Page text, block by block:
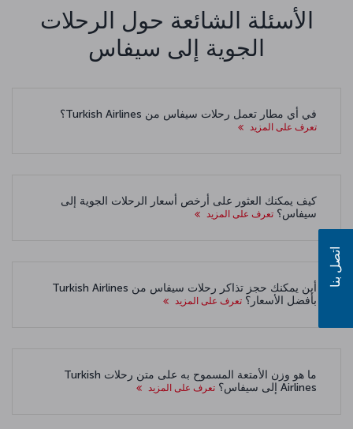
الأسئلة الشائعة حول الرحلات
الجوية إلى سيفاس
في أي مطار تعمل رحلات سيفاس من Turkish Airlines؟
تعرف على المزيد
كيف يمكنك العثور على أرخص أسعار الرحلات الجوية إلى
سيفاس؟ تعرف على المزيد
أين يمكنك حجز تذاكر رحلات سيفاس من Turkish Airlines
بأفضل الأسعار؟ تعرف على المزيد
ما هو وزن الأمتعة المسموح به على متن رحلات Turkish
Airlines إلى سيفاس؟
تعرف على المزيد
اتصل بنا